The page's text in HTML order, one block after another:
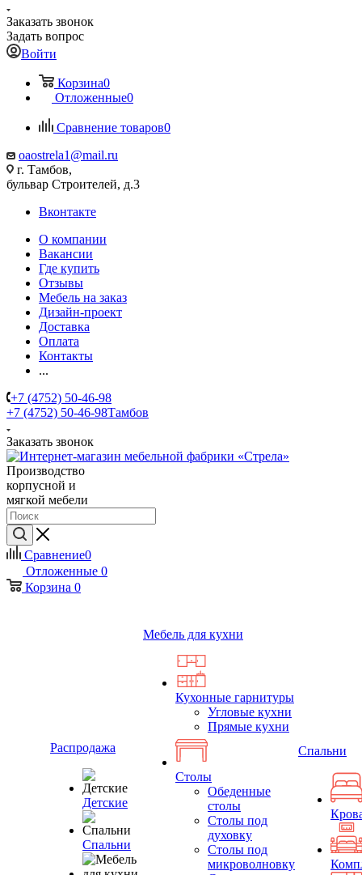
Заказать звонок
Задать вопрос
Войти
Корзина0
Отложенные0
Сравнение товаров0
oaostrela1@mail.ru
г. Тамбов,
бульвар Строителей, д.3
Вконтакте
О компании
Вакансии
Где купить
Отзывы
Мебель на заказ
Дизайн-проект
Доставка
Оплата
Контакты
...
+7 (4752) 50-46-98
+7 (4752) 50-46-98Тамбов
Заказать звонок
Производство
корпусной и
мягкой мебели
Сравнение0
Отложенные 0
Корзина 0
Распродажа
Детские
Спальни
Мебель для кухни
Кухонные гарнитуры
Угловые кухни
Прямые кухни
Столы
Обеденные
столы
Столы под
духовку
Столы под
микроволновку
Спальни